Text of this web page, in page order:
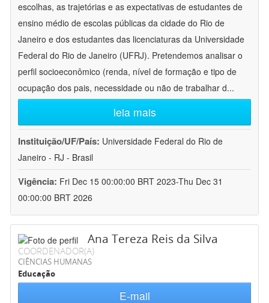
escolhas, as trajetórias e as expectativas de estudantes de
ensino médio de escolas públicas da cidade do Rio de
Janeiro e dos estudantes das licenciaturas da Universidade
Federal do Rio de Janeiro (UFRJ). Pretendemos analisar o
perfil socioeconômico (renda, nível de formação e tipo de
ocupação dos pais, necessidade ou não de trabalhar d...
leia mais
Instituição/UF/País: Universidade Federal do Rio de
Janeiro - RJ - Brasil
Vigência: Fri Dec 15 00:00:00 BRT 2023-Thu Dec 31
00:00:00 BRT 2026
Ana Tereza Reis da Silva
COORDENADOR(A)
CIÊNCIAS HUMANAS
Educação
E-mail